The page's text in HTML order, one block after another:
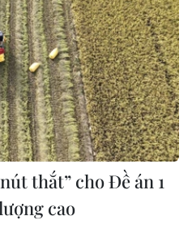
thắt” cho Đề án 1
cao